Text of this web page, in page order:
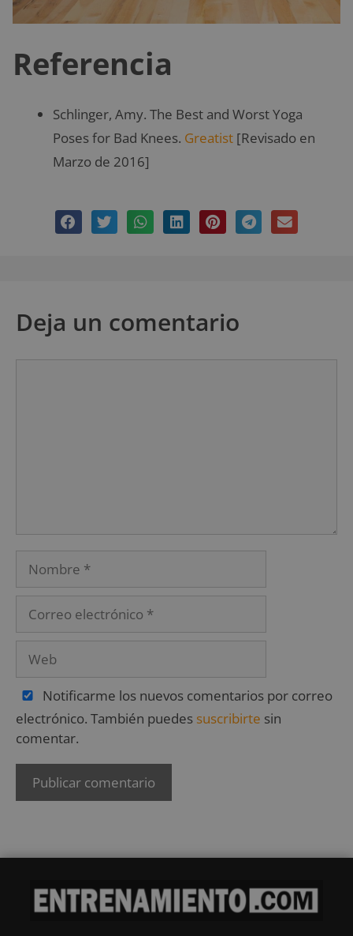
Referencia
Schlinger, Amy. The Best and Worst Yoga
Poses for Bad Knees. Greatist [Revisado en
Marzo de 2016]
Deja un comentario
Notificarme los nuevos comentarios por correo
electrónico. También puedes suscribirte sin
comentar.